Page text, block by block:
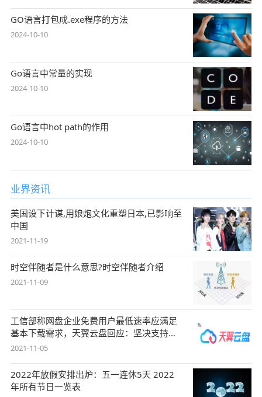
GO语言打包成.exe程序的方法
2024-10-10
Go语言中常量的实现
2024-10-10
Go语言中hot path的作用
2024-10-10
业界资讯
美国设下计谋,用娘炮文化重塑日本,已影响至
中国
2021-11-19
时空伴随者是什么意思?时空伴随者介绍
2021-11-09
工信部称网盘企业免费用户最低速率应满足
基本下载需求，天翼云盘回应：坚决支持，
始终
2021-11-05
2022年放假安排出炉：五一连休5天 2022
年所有节日一览表